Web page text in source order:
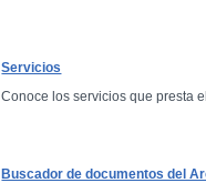
Servicios
Conoce los servicios que presta
Buscador de documentos del